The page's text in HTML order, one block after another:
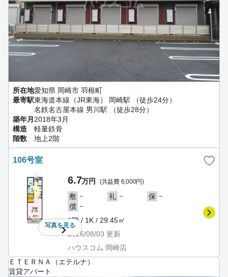
所在地愛知県 岡崎市 羽根町
最寄駅東海道本線（JR東海） 岡崎駅 （徒歩24分）
名鉄名古屋本線 男川駅 （徒歩28分）
築年月 2018年3月
構造
軽量鉄骨
階数
地上2階
106号室
写真を見る
6.7万円 (共益費 6,000円)
敷 － 礼 － 保 －
償 －
1階 / 1K / 29.45㎡
2026/08/03 更新
ハウスコム 岡崎店
ＥＴＥＲＮＡ（エテルナ）
賃貸アパート